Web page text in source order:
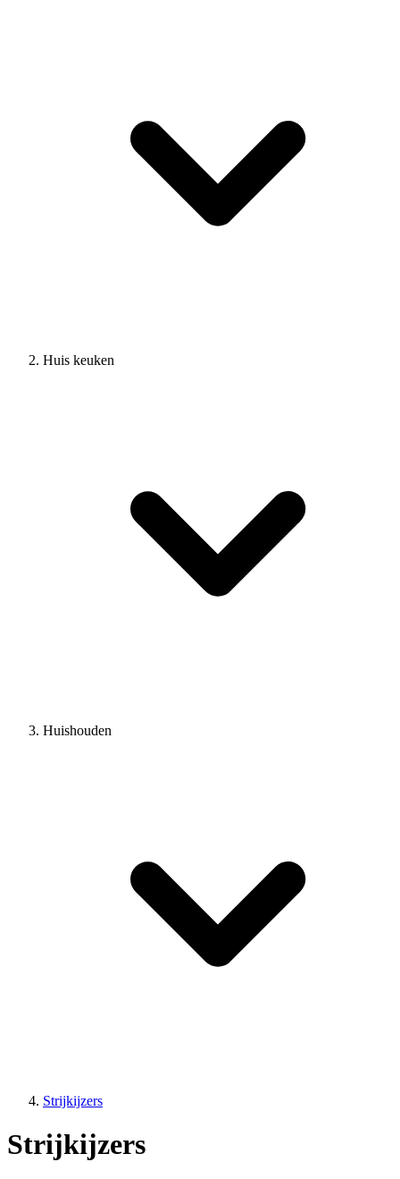
Huis keuken
Huishouden
Strijkijzers
Strijkijzers